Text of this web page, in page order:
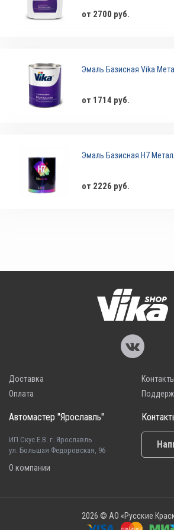
от 2700 руб.
Эмаль Базисная Vika
от 1714 руб.
Эмаль Базисная H7
от 2226 руб.
Доставка
Оплата
Контакты
Автомастер "Ярославль"
ИП Скус Е.В. г. Ярославль
ул. Большая Федоровская, 96
О компании
2026 © АО «Русские